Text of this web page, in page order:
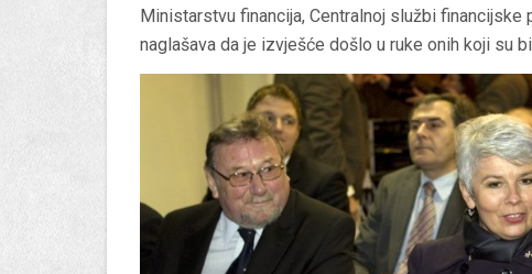
Ministarstvu financija, Centralnoj službi financijske
naglašava da je izvješće došlo u ruke onih koji su